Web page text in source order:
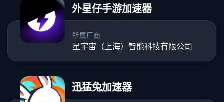
外星仔手游加速器
所属厂商
星宇宙（上海）智能科技有限公司
迅猛兔加速器